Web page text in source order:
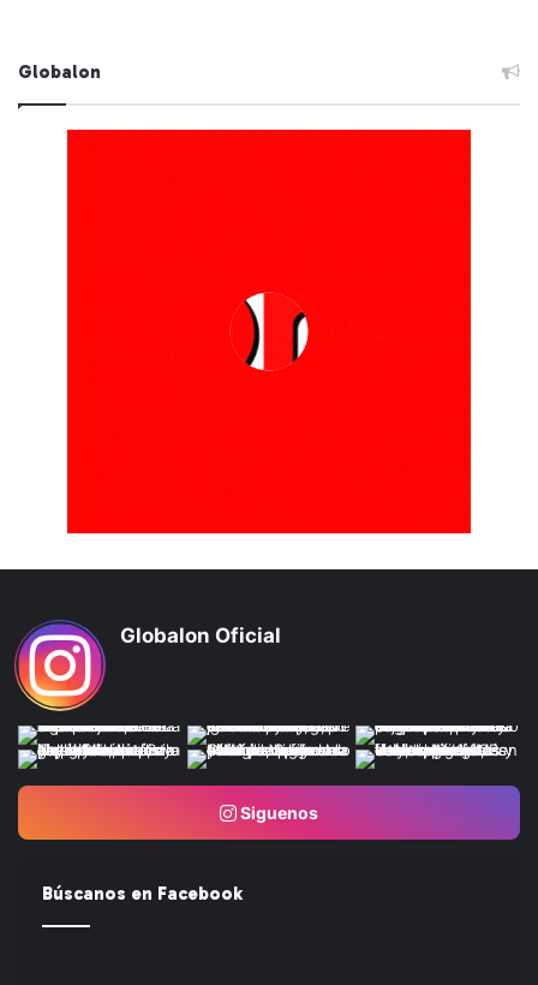
Globalon
Globalon Oficial
Siguenos
Búscanos en Facebook